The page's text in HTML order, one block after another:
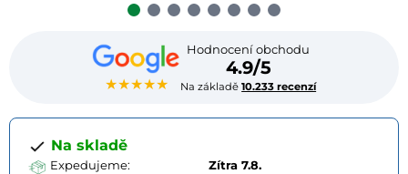
★★★★★
Hodnocení obchodu
4.9/5
Na základě10.233 recenzí
Na skladě
Expedujeme:
Zítra 7.8.